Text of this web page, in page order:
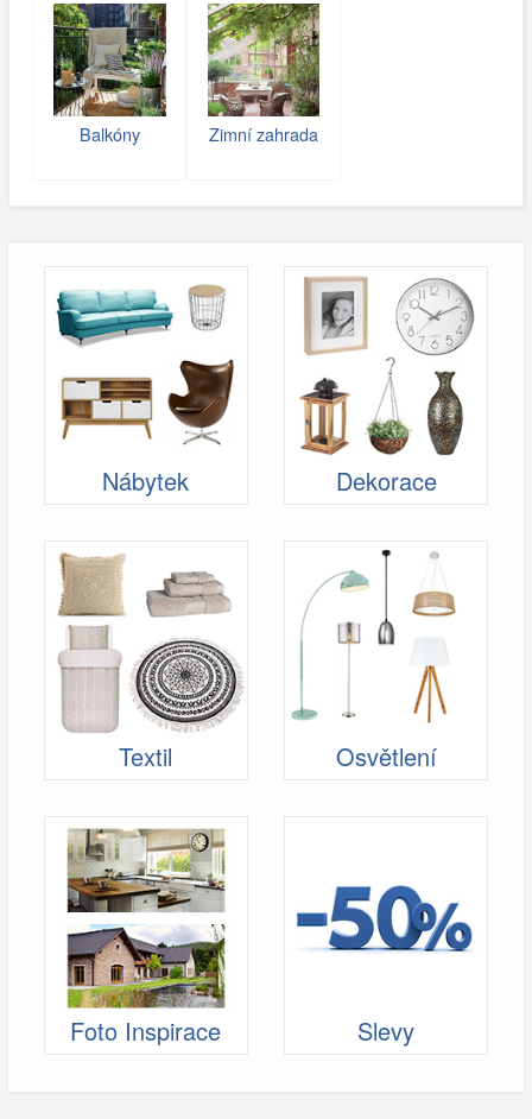
Balkóny Zimní zahrada
Nábytek Dekorace
Textil Osvětlení
Foto Inspirace Slevy